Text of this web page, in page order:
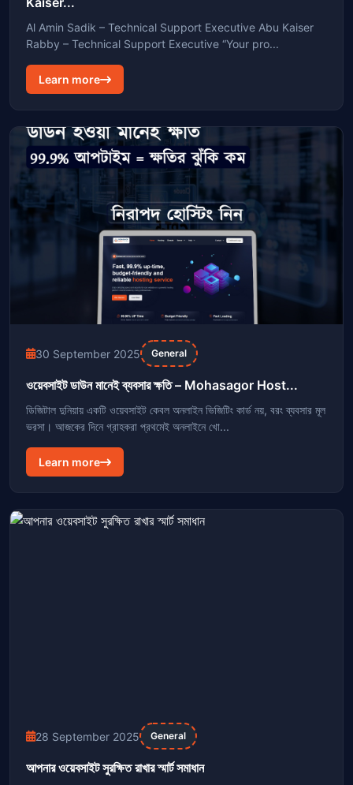
Al Amin Sadik – Technical Support Executive Abu Kaiser
Rabby – Technical Support Executive “Your pro...
Learn more
30 September 2025 General
ওয়েবসাইট ডাউন মানেই ব্যবসার ক্ষতি – Mohasagor Host...
ডিজিটাল দুনিয়ায় একটি ওয়েবসাইট কেবল অনলাইন ভিজিটিং কার্ড নয়, বরং ব্যবসার মূল
ভরসা। আজকের দিনে গ্রাহকরা প্রথমেই অনলাইনে খো...
Learn more
28 September 2025 General
আপনার ওয়েবসাইট সুরক্ষিত রাখার স্মার্ট সমাধান